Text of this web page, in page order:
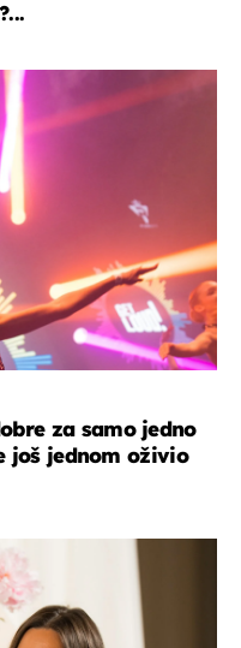
za samo jedno
još jednom oživio